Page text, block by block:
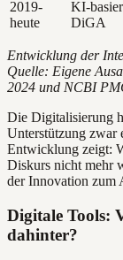
2019-
heute
KI-
DiGA
Entwicklung der
Quelle: Eigene
2024 und NCBI
Die Digitalisierung
Unterstützung zwar
Entwicklung zeigt:
Diskurs nicht mehr
der Innovation zum
Digitale Tools:
dahinter?